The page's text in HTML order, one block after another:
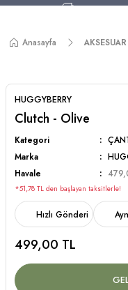
750 TL ve
Anasayfa AKSESUAR
HUGGYBERRY
Clutch - Olive
Kategori
Marka
Havale
*51,78 TL den başlayan taksitlerle!
Hızlı Gönderi
499,00 TL